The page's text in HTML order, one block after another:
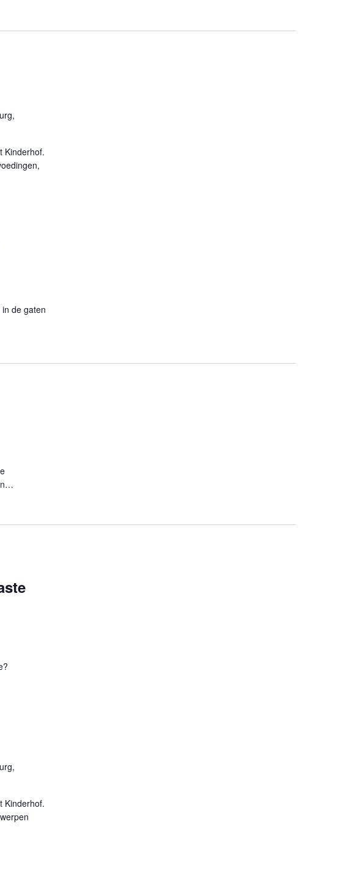
a
Kinderhof.
de gaten
Kinderhof.